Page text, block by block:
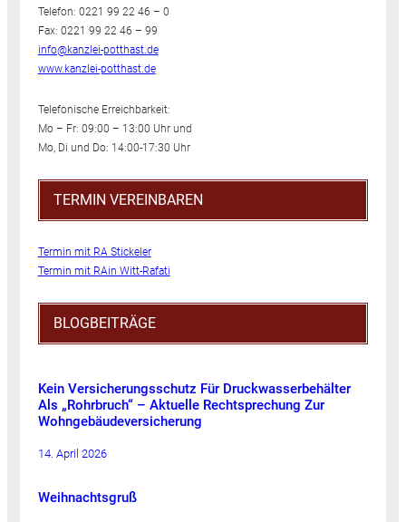
Telefon: 0221 99 22 46 – 0
Fax: 0221 99 22 46 – 99
info@kanzlei-potthast.de
www.kanzlei-potthast.de
Telefonische Erreichbarkeit:
Mo – Fr: 09:00 – 13:00 Uhr und
Mo, Di und Do: 14:00-17:30 Uhr
TERMIN VEREINBAREN
Termin mit RA Stickeler
Termin mit RAin Witt-Rafati
BLOGBEITRÄGE
Kein Versicherungsschutz Für Druckwasserbehälter
Als „Rohrbruch“ – Aktuelle Rechtsprechung Zur
Wohngebäudeversicherung
14. April 2026
Weihnachtsgruß